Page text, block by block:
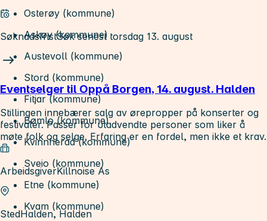
Osterøy (kommune)
Askøy (kommune)
Austevoll (kommune)
Stord (kommune)
Fitjar (kommune)
Bømlo (kommune)
Kvinnherad (kommune)
Sveio (kommune)
Etne (kommune)
Kvam (kommune)
SøknadsfristSøk senest torsdag 13. august
Eventselger til Oppå Borgen, 14. august. Halden
Stillingen innebærer salg av ørepropper på konserter og
festivaler. Passer for utadvendte personer som liker å
møte folk og selge. Erfaring er en fordel, men ikke et krav.
ArbeidsgiverKillnoise As
StedHalden, Halden